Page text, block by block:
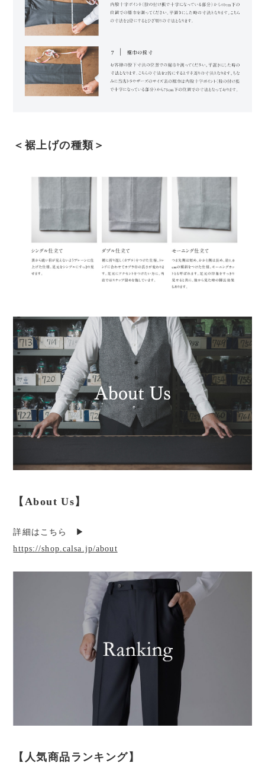
＜裾上げの種類＞
【About Us】
詳細はこちら ▶︎
https://shop.calsa.jp/about
【人気商品ランキング】